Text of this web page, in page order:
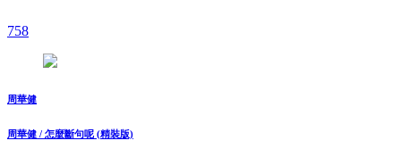
758
周華健
周華健 / 怎麼斷句呢 (精裝版)